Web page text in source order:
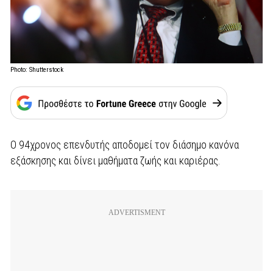
Photo: Shutterstock
Ο 94χρονος επενδυτής αποδομεί τον διάσημο κανόνα
εξάσκησης και δίνει μαθήματα ζωής και καριέρας.